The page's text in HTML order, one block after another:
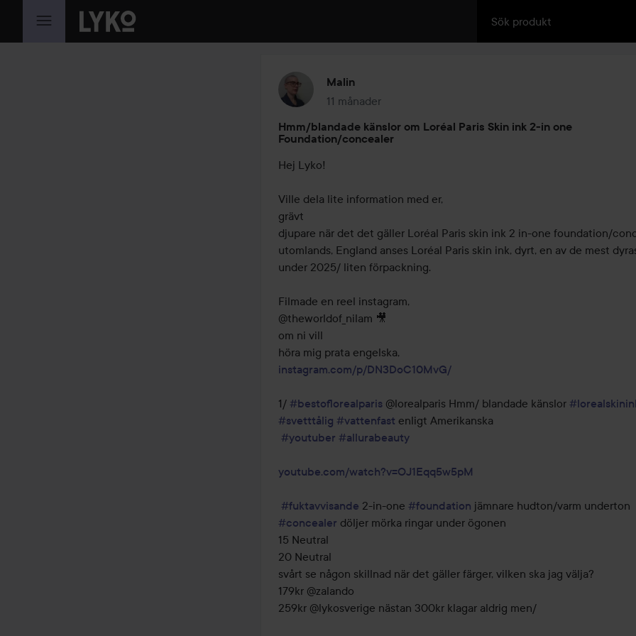
HOPPA TILL INNEHÅLLET
Malin
11 månader
Inlägget skapades 11 månader
Hmm/blandade känslor om Loréal Paris Skin ink 2-in one
Foundation/concealer
Hej Lyko!
Ville dela lite information med er,
grävt
djupare när det det gäller Loréal Paris skin ink 2 in-one foundation/
utomlands, England anses Loréal Paris skin ink, dyrt, en av de mest
under 2025/ liten förpackning.
Filmade en reel instagram,
@theworldof_nilam 🎥
om ni vill
instagram.com/p/DN3DoC10MvG/
1/ #bestoflorealparis @lorealparis Hmm/ blandade känslor
#svetttålig #vattenfast enligt Amerikanska
#youtuber #allurabeauty
youtube.com/watch?v=OJ1Eqq5w5pM
#fuktavvisande 2-in-one #foundation
#concealer döljer mörka ringar under ögonen
15 Neutral
20 Neutral
svårt se någon skillnad när det gäller färger, vilken ska jag välja?
179kr @zalando
259kr @lykosverige nästan 300kr klagar aldrig men/